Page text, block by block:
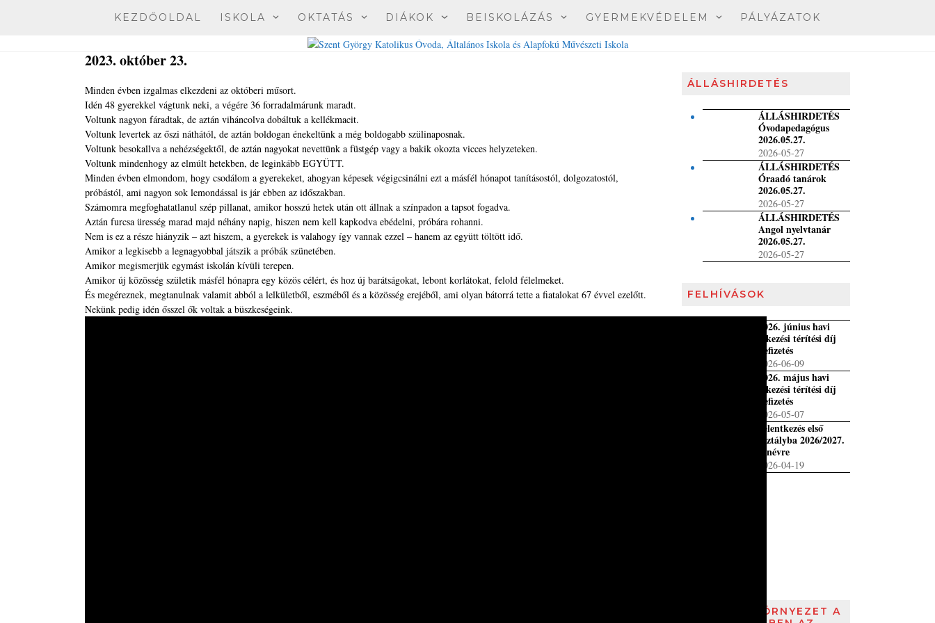
KEZDŐOLDAL ISKOLA OKTATÁS DIÁKOK BEISKOLÁZÁS GYERMEKVÉDELEM PÁLYÁZATOK
2023. október 23.
Minden évben izgalmas elkezdeni az októberi műsort.
Idén 48 gyerekkel vágtunk neki, a végére 36 forradalmárunk maradt.
Voltunk nagyon fáradtak, de aztán viháncolva dobáltuk a kellékmacit.
Voltunk levertek az őszi náthától, de aztán boldogan énekeltünk a még boldogabb szülinaposnak.
Voltunk besokallva a nehézségektől, de aztán nagyokat nevettünk a füstgép vagy a bakik okozta vicces helyzeteken.
Voltunk mindenhogy az elmúlt hetekben, de leginkább EGYÜTT.
Minden évben elmondom, hogy csodálom a gyerekeket, ahogyan képesek végigcsinálni ezt a másfél hónapot tanításostól, dolgozatostól,
próbástól, ami nagyon sok lemondással is jár ebben az időszakban.
Számomra megfoghatatlanul szép pillanat, amikor hosszú hetek után ott állnak a színpadon a tapsot fogadva.
Aztán furcsa üresség marad majd néhány napig, hiszen nem kell kapkodva ebédelni, próbára rohanni.
Nem is ez a része hiányzik – azt hiszem, a gyerekek is valahogy így vannak ezzel – hanem az együtt töltött idő.
Amikor a legkisebb a legnagyobbal játszik a próbák szünetében.
Amikor megismerjük egymást iskolán kívüli terepen.
Amikor új közösség születik másfél hónapra egy közös célért, és hoz új barátságokat, lebont korlátokat, felold félelmeket.
És megéreznek, megtanulnak valamit abból a lelkületből, eszméből és a közösség erejéből, ami olyan bátorrá tette a fiatalokat 67 évvel ezelőtt.
Nekünk pedig idén ősszel ők voltak a büszkeségeink.
ÁLLÁSHIRDETÉS
ÁLLÁSHIRDETÉS
Óvodapedagógus
2026.05.27.
2026-05-27
ÁLLÁSHIRDETÉS
Óraadó tanárok
2026.05.27.
2026-05-27
ÁLLÁSHIRDETÉS
Angol nyelvtanár
2026.05.27.
2026-05-27
FELHÍVÁSOK
2026. június havi
étkezési térítési díj
befizetés
2026-06-09
2026. május havi
étkezési térítési díj
befizetés
2026-05-07
Jelentkezés első
osztályba 2026/2027.
tanévre
2026-04-19
DIGITÁLIS KÖRNYEZET A